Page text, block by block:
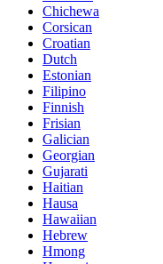
Chichewa
Corsican
Croatian
Dutch
Estonian
Filipino
Finnish
Frisian
Galician
Georgian
Gujarati
Haitian
Hausa
Hawaiian
Hebrew
Hmong